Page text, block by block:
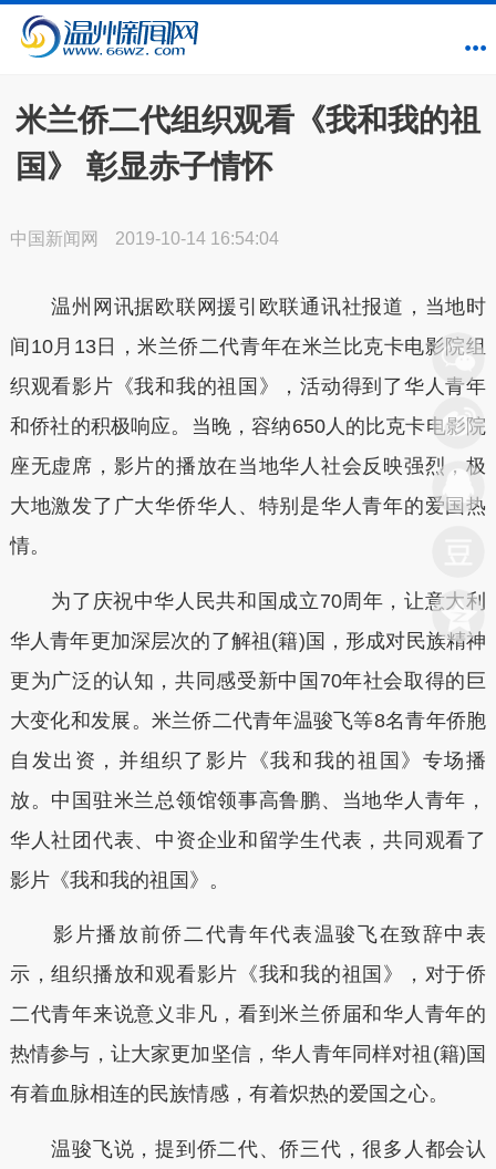
米兰侨二代组织观看《我和我的祖
国》 彰显赤子情怀
中国新闻网 2019-10-14 16:54:04
温州网讯据欧联网援引欧联通讯社报道，当地时
间10月13日，米兰侨二代青年在米兰比克卡电影院组
织观看影片《我和我的祖国》，活动得到了华人青年
和侨社的积极响应。当晚，容纳650人的比克卡电影院
座无虚席，影片的播放在当地华人社会反映强烈，极
大地激发了广大华侨华人、特别是华人青年的爱国热
情。
为了庆祝中华人民共和国成立70周年，让意大利
华人青年更加深层次的了解祖(籍)国，形成对民族精神
更为广泛的认知，共同感受新中国70年社会取得的巨
大变化和发展。米兰侨二代青年温骏飞等8名青年侨胞
自发出资，并组织了影片《我和我的祖国》专场播
放。中国驻米兰总领馆领事高鲁鹏、当地华人青年，
华人社团代表、中资企业和留学生代表，共同观看了
影片《我和我的祖国》。
影片播放前侨二代青年代表温骏飞在致辞中表
示，组织播放和观看影片《我和我的祖国》，对于侨
二代青年来说意义非凡，看到米兰侨届和华人青年的
热情参与，让大家更加坚信，华人青年同样对祖(籍)国
有着血脉相连的民族情感，有着炽热的爱国之心。
温骏飞说，提到侨二代、侨三代，很多人都会认